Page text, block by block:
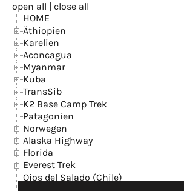
open all
close all
HOME
Äthiopien
Karelien
Aconcagua
Myanmar
Kuba
TransSib
K2 Base Camp Trek
Patagonien
Norwegen
Alaska Highway
Florida
Everest Trek
Ojos del Salado (Chile)